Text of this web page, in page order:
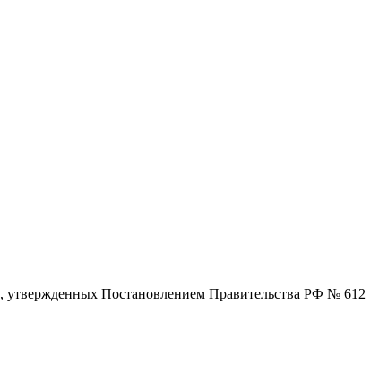
утвержденных Постановлением Правительства РФ № 612